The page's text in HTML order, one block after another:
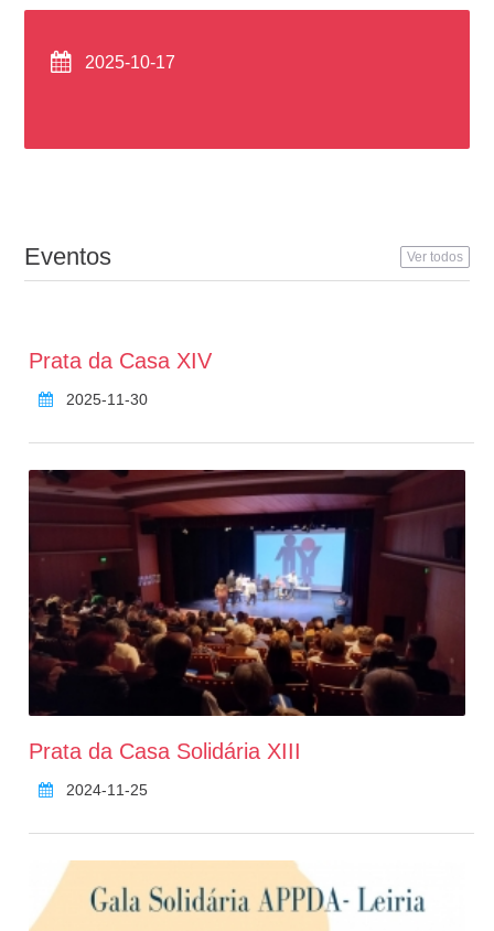
2025-10-17
Eventos Ver todos
Prata da Casa XIV
2025-11-30
Prata da Casa Solidária XIII
2024-11-25